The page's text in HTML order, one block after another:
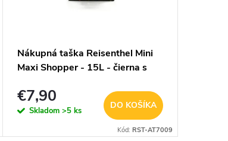
Nákupná taška Reisenthel Mini
Maxi Shopper - 15L - čierna s
€7,90
Skladom >5 ks
DO KOŠÍKA
Kód: RST-AT7009